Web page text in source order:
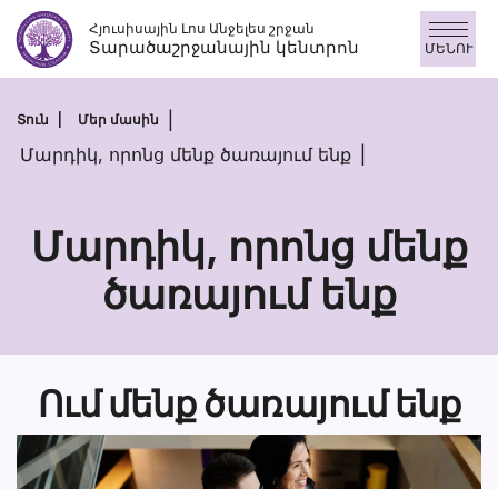
Skip
to
content
Հյուսիսային Լոս Անջելես շրջան
Տարածաշրջանային կենտրոն ՄԵՆՈՒ
Տուն Մեր մասին
Մարդիկ, որոնց մենք ծառայում ենք
Մարդիկ, որոնց մենք
ծառայում ենք
Մարդիկ,
ծառայում
ենք
Ում մենք ծառայում ենք